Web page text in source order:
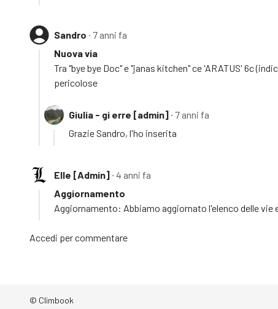
Sandro ∙ 7 anni fa
Nuova via
Tra "bye bye Doc" e "janas kitchen" ce 'ARATUS' 6c
pericolose
Giulia - gi erre [admin] ∙ 7 anni fa
Grazie Sandro, l'ho inserita
Elle [Admin] ∙ 4 anni fa
Aggiornamento
Aggiornamento: Abbiamo aggiornato l'elenco delle vie
Accedi per commentare
© Climbook